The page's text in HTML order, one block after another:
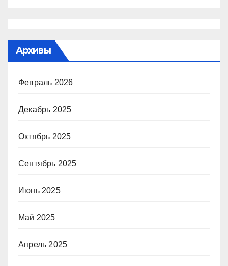
Архивы
Февраль 2026
Декабрь 2025
Октябрь 2025
Сентябрь 2025
Июнь 2025
Май 2025
Апрель 2025